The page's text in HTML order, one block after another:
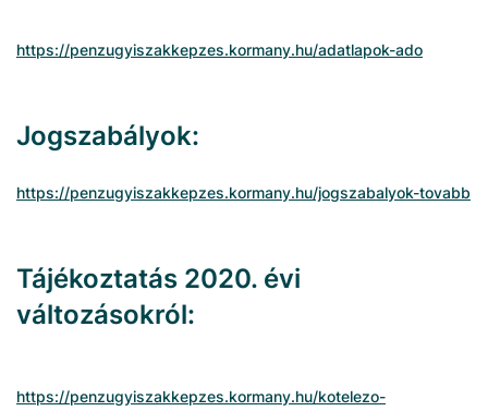
https://penzugyiszakkepzes.kormany.hu/adatlapok-ado
Jogszabályok:
https://penzugyiszakkepzes.kormany.hu/jogszabalyok-tovabb
Tájékoztatás 2020. évi
változásokról:
https://penzugyiszakkepzes.kormany.hu/kotelezo-